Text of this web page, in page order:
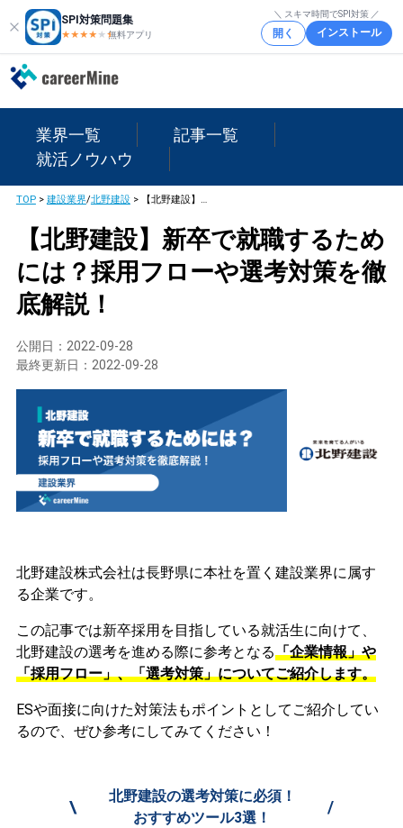
SPI対策問題集
★★★★ ★★
無料アプリ
＼ スキマ時間でSPI対策 ／
開く インストール
業界一覧
記事一覧
就活ノウハウ
TOP> 建設業界/北野建設> 【北野建設】新卒で就職するためには？採用フローや選考対策を徹底解説！
【北野建設】新卒で就職するため
には？採用フローや選考対策を徹
底解説！
公開日： 2022-09-28
最終更新日： 2022-09-28
北野建設株式会社は長野県に本社を置く建設業界に属す
る企業です。
この記事では新卒採用を目指している就活生に向けて、
北野建設の選考を進める際に参考となる「企業情報」や
「採用フロー」、「選考対策」についてご紹介します。
ESや面接に向けた対策法もポイントとしてご紹介してい
るので、ぜひ参考にしてみてください！
\
北野建設の選考対策に必須！
おすすめツール3選！
/